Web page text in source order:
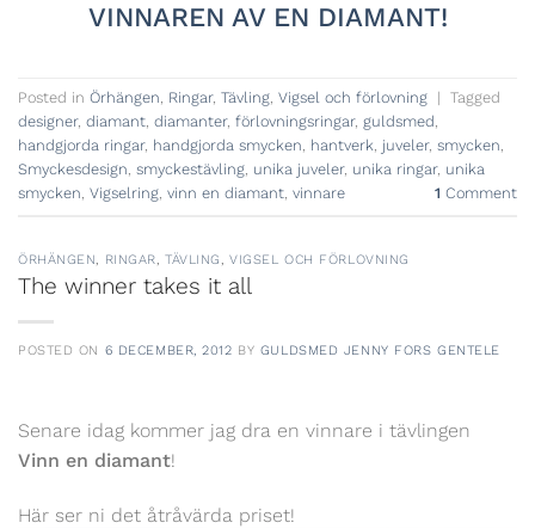
VINNAREN AV EN DIAMANT!
Posted in Örhängen Ringar, Tävling Vigsel och förlovning | Tagged
designer, diamant diamanter, förlovningsringar, guldsmed
handgjorda ringar, handgjorda smycken hantverk juveler, smycken
Smyckesdesign smyckestävling unika juveler, unika ringar, unika
smycken Vigselring vinn en diamant vinnare 1 Comment
ÖRHÄNGEN, RINGAR,TÄVLING,VIGSEL OCH FÖRLOVNING
The winner takes it all
POSTED ON 6 DECEMBER, 2012 BY GULDSMED JENNY FORS GENTELE
Senare idag kommer jag dra en vinnare i tävlingen
Vinn en diamant!
Här ser ni det åtråvärda priset!